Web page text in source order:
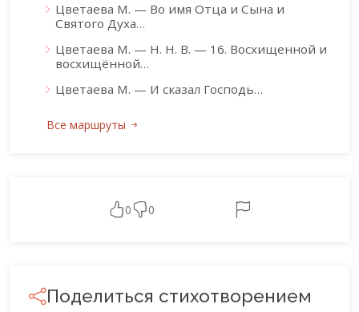
Цветаева М. — Во имя Отца и Сына и
Святого Духа…
Цветаева М. — Н. Н. В. — 16. Восхищенной и
восхищённой…
Цветаева М. — И сказал Господь…
Все маршруты
0 0
Поделиться стихотворением